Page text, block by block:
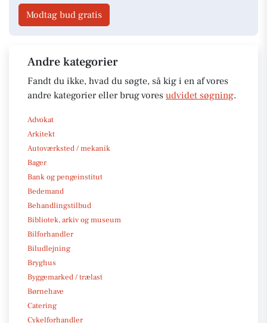
Modtag bud gratis
Andre kategorier
Fandt du ikke, hvad du søgte, så kig i en af vores
andre kategorier eller brug vores udvidet søgning.
Advokat
Arkitekt
Autoværksted / mekanik
Bager
Bank og pengeinstitut
Bedemand
Behandlingstilbud
Bibliotek, arkiv og museum
Bilforhandler
Biludlejning
Bryghus
Byggemarked / trælast
Børnehave
Catering
Cykelforhandler